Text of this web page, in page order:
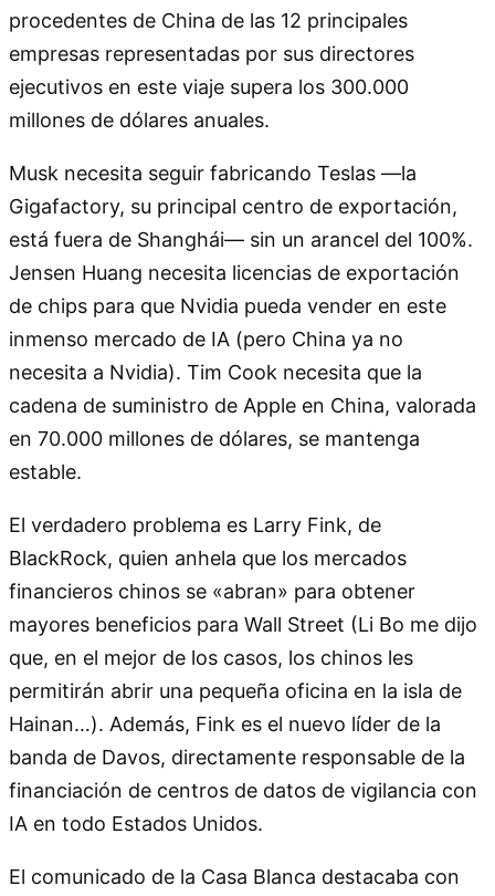
procedentes de China de las 12 principales
empresas representadas por sus directores
ejecutivos en este viaje supera los 300.000
millones de dólares anuales.
Musk necesita seguir fabricando Teslas —la
Gigafactory, su principal centro de exportación,
está fuera de Shanghái— sin un arancel del 100%.
Jensen Huang necesita licencias de exportación
de chips para que Nvidia pueda vender en este
inmenso mercado de IA (pero China ya no
necesita a Nvidia). Tim Cook necesita que la
cadena de suministro de Apple en China, valorada
en 70.000 millones de dólares, se mantenga
estable.
El verdadero problema es Larry Fink, de
BlackRock, quien anhela que los mercados
financieros chinos se «abran» para obtener
mayores beneficios para Wall Street (Li Bo me dijo
que, en el mejor de los casos, los chinos les
permitirán abrir una pequeña oficina en la isla de
Hainan…). Además, Fink es el nuevo líder de la
banda de Davos, directamente responsable de la
financiación de centros de datos de vigilancia con
IA en todo Estados Unidos.
El comunicado de la Casa Blanca destacaba con